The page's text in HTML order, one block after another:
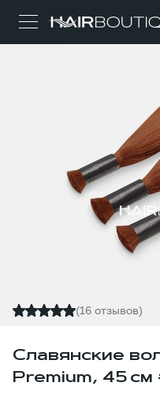
(16 отзывов)
Славянские
Premium, 45 см